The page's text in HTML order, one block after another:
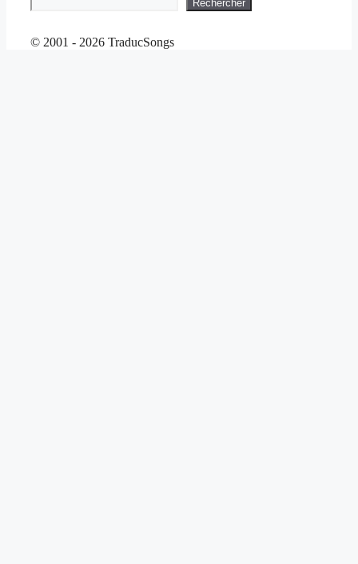
Rechercher
© 2001 - 2026 TraducSongs